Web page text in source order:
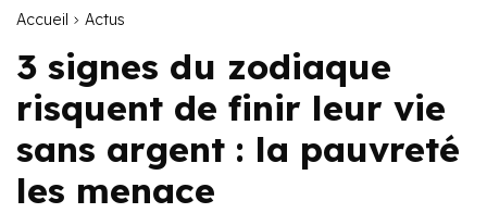
Accueil Actus
3 signes du zodiaque
risquent de finir leur vie
sans argent : la pauvreté
les menace